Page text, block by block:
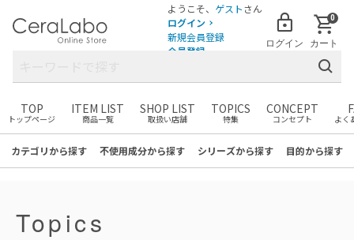
ようこそ、 ゲストさん
ログイン
新規会員登録
会員登録
ログイン カート
0
まだカートに商品がありません。
カートに追加しましょう！
TOP
トップページ
ITEM LIST
商品一覧
SHOP LIST
取扱い店舗
TOPICS
特集
CONCEPT
コンセプト よく
カテゴリから探す 不使用成分から探す シリーズから探す 目的から探す
Topics